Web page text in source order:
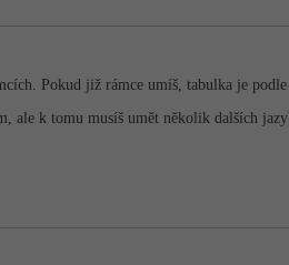
Pokud již rámce umíš, tabulka je
ale k tomu musíš umět několik dalších